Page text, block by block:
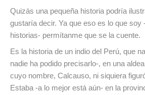
Quizás una pequeña historia podría
gustaría decir. Ya que eso es lo que soy
historias- permítanme que se la cuente.
Es la historia de un indio del Perú, que
nadie ha podido precisarlo-, en una
cuyo nombre, Calcauso, ni siquiera
Estaba -a lo mejor está aún- en la